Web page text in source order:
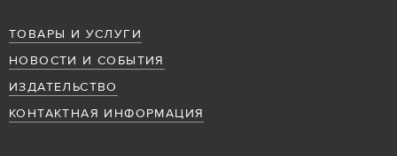
ТОВАРЫ И УСЛУГИ
НОВОСТИ И СОБЫТИЯ
ИЗДАТЕЛЬСТВО
КОНТАКТНАЯ ИНФОРМАЦИЯ